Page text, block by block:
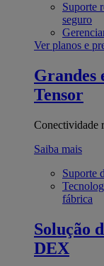
Suporte
seguro
Ver planos e
Grandes
Tensor
Conectividade
Saiba mais
Suporte
fábrica
Solução
DEX